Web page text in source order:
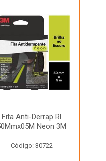
Fita Anti-Derrap Rl
Neon 3M
Código: 30722